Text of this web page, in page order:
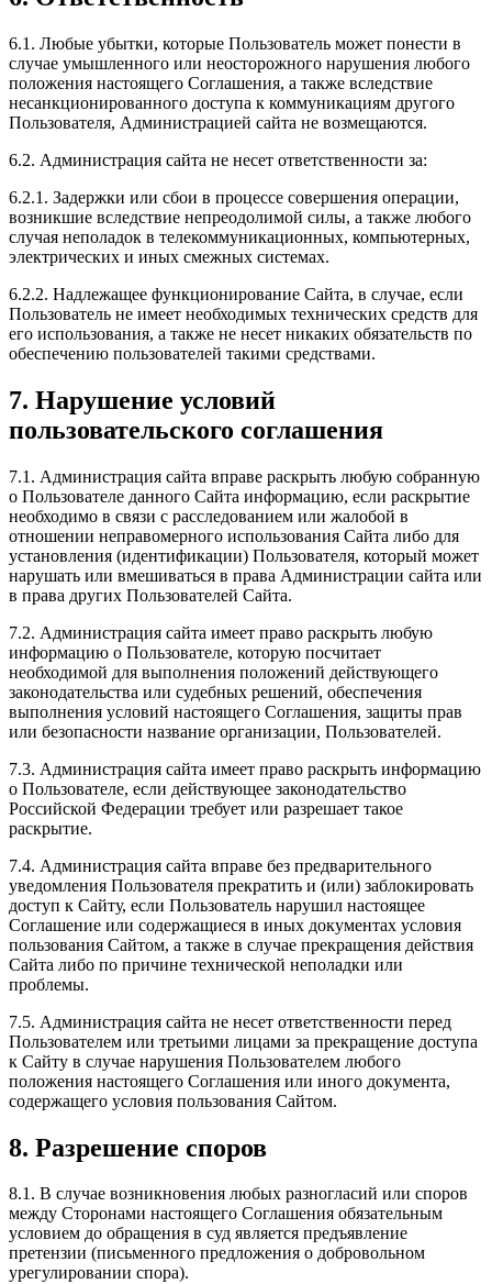
6.1. Любые убытки, которые Пользователь может понести в
случае умышленного или неосторожного нарушения любого
положения настоящего Соглашения, а также вследствие
несанкционированного доступа к коммуникациям другого
Пользователя, Администрацией сайта не возмещаются.
6.2. Администрация сайта не несет ответственности за:
6.2.1. Задержки или сбои в процессе совершения операции,
возникшие вследствие непреодолимой силы, а также любого
случая неполадок в телекоммуникационных, компьютерных,
электрических и иных смежных системах.
6.2.2. Надлежащее функционирование Сайта, в случае, если
Пользователь не имеет необходимых технических средств для
его использования, а также не несет никаких обязательств по
обеспечению пользователей такими средствами.
7. Нарушение условий
пользовательского соглашения
7.1. Администрация сайта вправе раскрыть любую собранную
о Пользователе данного Сайта информацию, если раскрытие
необходимо в связи с расследованием или жалобой в
отношении неправомерного использования Сайта либо для
установления (идентификации) Пользователя, который может
нарушать или вмешиваться в права Администрации сайта или
в права других Пользователей Сайта.
7.2. Администрация сайта имеет право раскрыть любую
информацию о Пользователе, которую посчитает
необходимой для выполнения положений действующего
законодательства или судебных решений, обеспечения
выполнения условий настоящего Соглашения, защиты прав
или безопасности название организации, Пользователей.
7.3. Администрация сайта имеет право раскрыть информацию
о Пользователе, если действующее законодательство
Российской Федерации требует или разрешает такое
раскрытие.
7.4. Администрация сайта вправе без предварительного
уведомления Пользователя прекратить и (или) заблокировать
доступ к Сайту, если Пользователь нарушил настоящее
Соглашение или содержащиеся в иных документах условия
пользования Сайтом, а также в случае прекращения действия
Сайта либо по причине технической неполадки или
проблемы.
7.5. Администрация сайта не несет ответственности перед
Пользователем или третьими лицами за прекращение доступа
к Сайту в случае нарушения Пользователем любого
положения настоящего Соглашения или иного документа,
содержащего условия пользования Сайтом.
8. Разрешение споров
8.1. В случае возникновения любых разногласий или споров
между Сторонами настоящего Соглашения обязательным
условием до обращения в суд является предъявление
претензии (письменного предложения о добровольном
урегулировании спора).